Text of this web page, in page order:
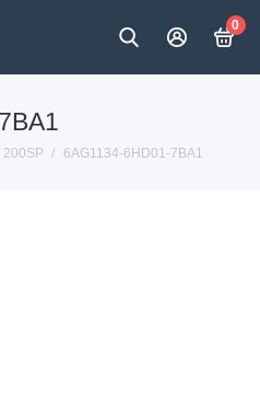
0
200SP 6AG1134-6HD01-7BA1